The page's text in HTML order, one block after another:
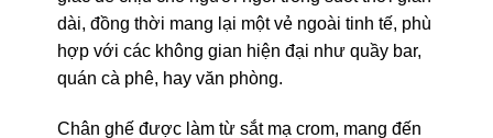
dài, đồng thời mang lại một vẻ ngoài tinh tế, phù
hợp với các không gian hiện đại như quầy bar,
quán cà phê, hay văn phòng.
Chân ghế được làm từ sắt mạ crom, mang đến